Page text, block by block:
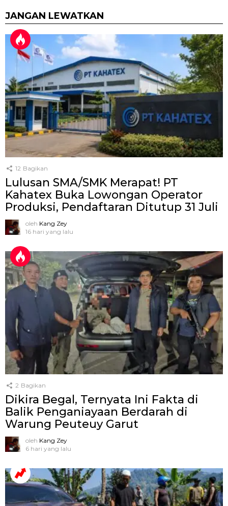
JANGAN LEWATKAN
12 Bagikan
Lulusan SMA/SMK Merapat! PT
Kahatex Buka Lowongan Operator
Produksi, Pendaftaran Ditutup 31 Juli
oleh Kang Zey
16 hari yang lalu
2 Bagikan
Dikira Begal, Ternyata Ini Fakta di
Balik Penganiayaan Berdarah di
Warung Peuteuy Garut
oleh Kang Zey
6 hari yang lalu